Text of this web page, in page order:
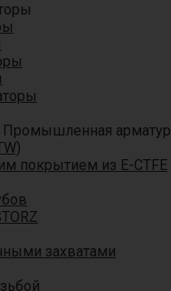
Промышленная
покрытием из E-CTFE
захватами